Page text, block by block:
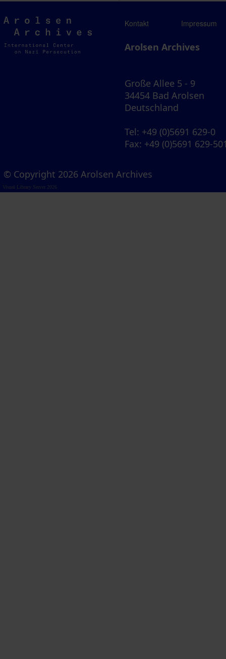
Arolsen
Archives
Kontakt Impressum
Arolsen Archives
Große Allee 5 - 9
34454 Bad Arolsen
Deutschland
Tel: +49 (0)5691 629-0
Fax: +49 (0)5691 629-
© Copyright 2026 Arolsen Archives
Visual Library Server 2026